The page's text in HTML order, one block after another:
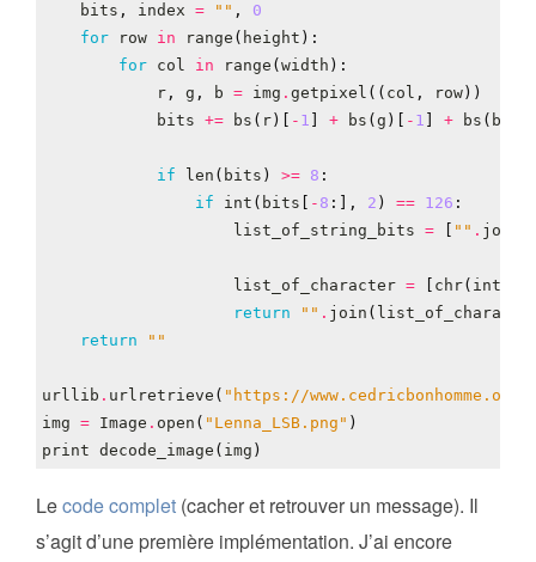
bits , index = "" ,
0
for
row in range ( height ):
for col in range ( width ):
r , g , b = img . getpixel (( col , row ))
bits += bs ( r )[ - 1 + bs ( g )[ - 1 + bs ( b
if len ( bits ) >= 8 :
if
int ( bits - 8 :], 2 ) == 126 :
list_of_string_bits = "" . join
list_of_character = chr( int
return
"" . join (
return
""
urllib . urlretrieve ( "https://www.cedricbonhomme.org/
img = Image . open ( "Lenna_LSB.png" )
print decode_image ( img )
Lecode complet (cacher et retrouver un message). Il
s’agit d’une première implémentation. J’ai encore